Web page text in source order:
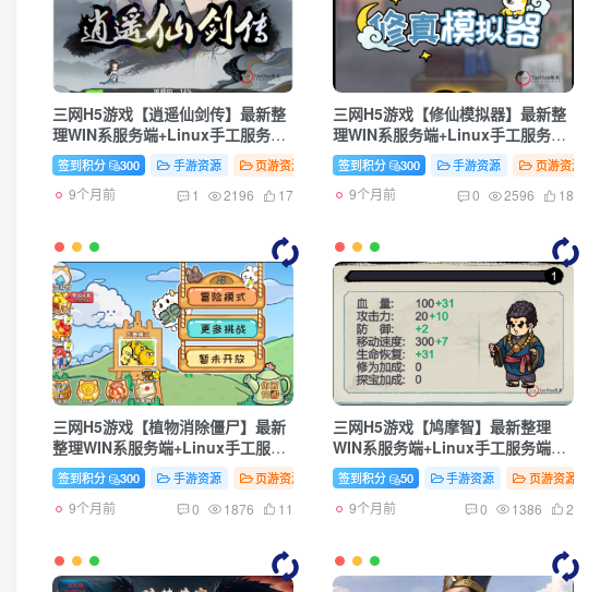
三网H5游戏【逍遥仙剑传】最新整
理WIN系服务端+Linux手工服务端
+详细搭建教程+源码
签到积分 300 手游资源 页游资源
9个月前 1 2196 17
三网H5游戏【修仙模拟器】最新整
理WIN系服务端+Linux手工服务端
+详细搭建教程+源码
签到积分 300 手游资源 页游资源
9个月前 0 2596 18
三网H5游戏【植物消除僵尸】最新
整理WIN系服务端+Linux手工服务
端+详细搭建教程+源码
签到积分 300 手游资源 页游资源
9个月前 0 1876 11
三网H5游戏【鸠摩智】最新整理
WIN系服务端+Linux手工服务端
+详细搭建教程+源码
签到积分 50 手游资源 页游资源
9个月前 0 1386 2